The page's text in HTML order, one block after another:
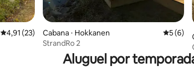
4,91 de uma avaliação média de 5, 23 avaliações
4,91 (23)
Cabana ⋅ Hokkanen 5 de
5 (6)
StrandRo 2
Aluguel por